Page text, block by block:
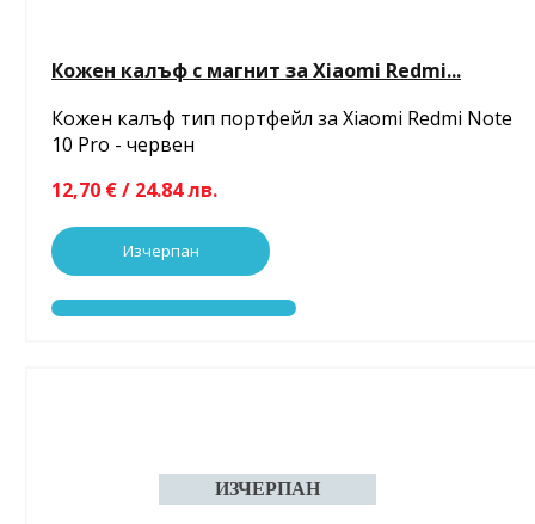
Кожен калъф с магнит за Xiaomi Redmi...
Кожен калъф тип портфейл за Xiaomi Redmi Note
10 Pro - червен
12,70 € / 24.84 лв.
Изчерпан